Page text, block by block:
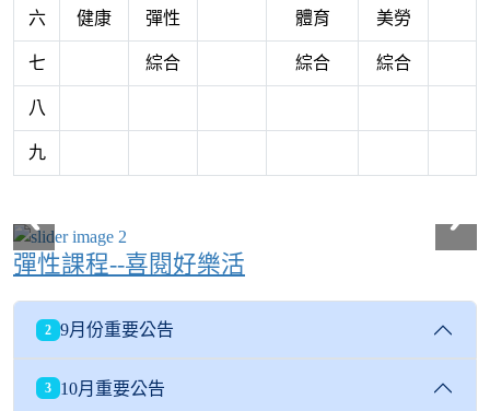
六 健康 彈性 體育 美勞
七 綜合 綜合 綜合
八
九
彈性課程--喜閱好樂活
2 9月份重要公告
3 10月重要公告